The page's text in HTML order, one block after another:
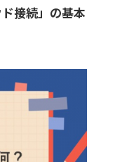
接続」の基本